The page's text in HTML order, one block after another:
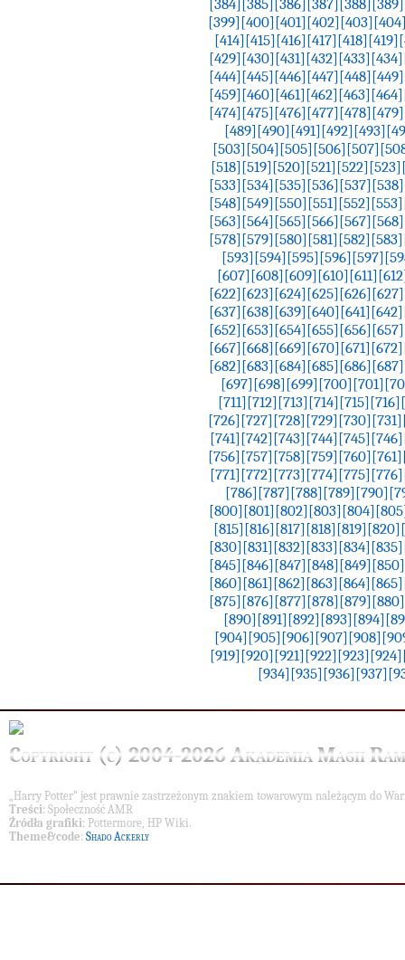
[399][400][401][402][403]
[414][415][416][417][418][419]
[429][430][431][432][433][434]
[444][445][446][447][448][449]
[459][460][461][462][463][464]
[474][475][476][477][478][479]
[489][490][491][492][493]
[503][504][505][506][507]
[518][519][520][521][522][523]
[533][534][535][536][537][538]
[548][549][550][551][552][553]
[563][564][565][566][567][568]
[578][579][580][581][582][583]
[593][594][595][596][597]
[607][608][609][610][611]
[622][623][624][625][626][627]
[637][638][639][640][641][642]
[652][653][654][655][656][657]
[667][668][669][670][671][672]
[682][683][684][685][686][687]
[697][698][699][700][701]
[711][712][713][714][715][716]
[726][727][728][729][730][731]
[741][742][743][744][745][746]
[756][757][758][759][760][761]
[771][772][773][774][775][776]
[786][787][788][789][790]
[800][801][802][803][804]
[815][816][817][818][819][820]
[830][831][832][833][834][835]
[845][846][847][848][849][850]
[860][861][862][863][864][865]
[875][876][877][878][879][880]
[890][891][892][893][894]
[904][905][906][907][908]
[919][920][921][922][923][924]
[934][935][936][937]
Copyright (c) 2004-2026 Akademia Magii
„Harry Potter” jest prawnie zastrzeżonym znakiem towarowym należącym do
Treści: Społeczność AMR
Źródła grafiki: Pottermore, HP Wiki.
Theme&code: Shado Ackerly